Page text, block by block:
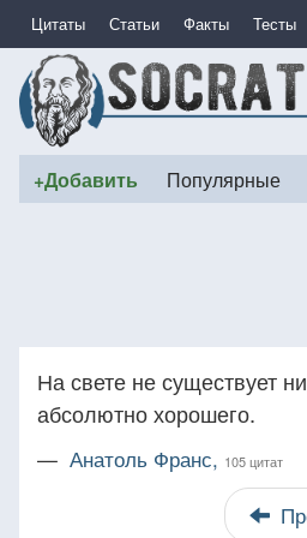
Цитаты Статьи Факты Тесты
+Добавить Популярные
На свете не существует
абсолютно хорошего.
— Анатоль Франс, 105 цитат